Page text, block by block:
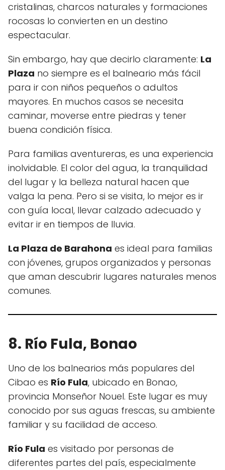
cristalinas, charcos naturales y formaciones
rocosas lo convierten en un destino
espectacular.
Sin embargo, hay que decirlo claramente: La
Plaza no siempre es el balneario más fácil
para ir con niños pequeños o adultos
mayores. En muchos casos se necesita
caminar, moverse entre piedras y tener
buena condición física.
Para familias aventureras, es una experiencia
inolvidable. El color del agua, la tranquilidad
del lugar y la belleza natural hacen que
valga la pena. Pero si se visita, lo mejor es ir
con guía local, llevar calzado adecuado y
evitar ir en tiempos de lluvia.
La Plaza de Barahona es ideal para familias
con jóvenes, grupos organizados y personas
que aman descubrir lugares naturales menos
comunes.
8. Río Fula, Bonao
Uno de los balnearios más populares del
Cibao es Río Fula, ubicado en Bonao,
provincia Monseñor Nouel. Este lugar es muy
conocido por sus aguas frescas, su ambiente
familiar y su facilidad de acceso.
Río Fula es visitado por personas de
diferentes partes del país, especialmente